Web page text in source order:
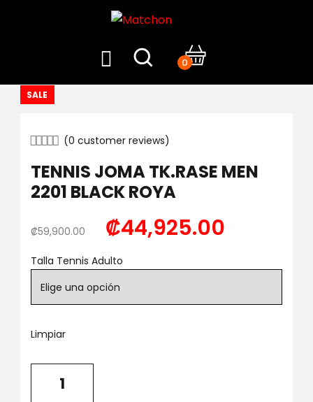
0
SALE
(0 customer reviews)
TENNIS JOMA TK.RASE MEN
2201 BLACK ROYA
₡59,900.00 ₡44,925.00
Talla Tennis Adulto
Limpiar